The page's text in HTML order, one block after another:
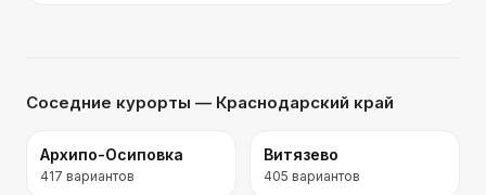
Соседние курорты — Краснодарский край
Архипо-Осиповка
417 вариантов
Витязево
405 вариантов